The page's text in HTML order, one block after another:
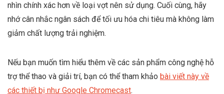
nhìn chính xác hơn về loại vợt nên sử dụng. Cuối cùng, hãy
nhớ cân nhắc ngân sách để tối ưu hóa chi tiêu mà không làm
giảm chất lượng trải nghiệm.
Nếu bạn muốn tìm hiểu thêm về các sản phẩm công nghệ hỗ
trợ thể thao và giải trí, bạn có thể tham khảo bài viết này về
các thiết bị như Google Chromecast.